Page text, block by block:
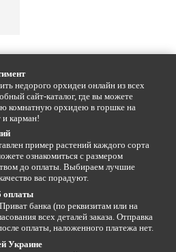
недорого орхидеи онлайн из всех
сайт-каталог, где вы можете
комнатную орхидею в горшке на
и карман!
пример растений каждого сорта
ознакомиться с размером
до оплаты. Выбираем лучшие
вас порадуют.
оплаты
банка (по реквизитам или на
всех деталей заказа. Отправка
оплаты, наложенного платежа нет.
Украине